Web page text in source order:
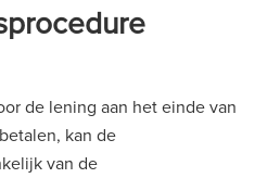
de lening aan het einde van
kan de
van de